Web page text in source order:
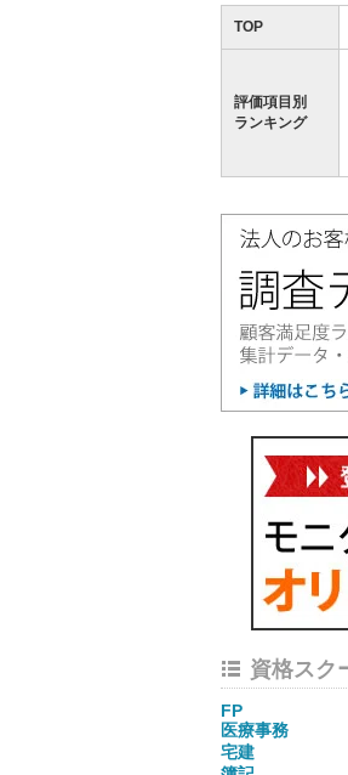
TOP
評価項目別
ランキング
資格スク
FP
医療事務
宅建